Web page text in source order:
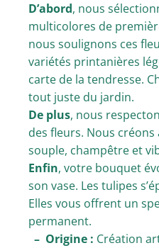
D’abord, nous
multicolores de
nous soulignons ces
variétés printanières
carte de la tendresse.
tout juste du jardin.
De plus, nous
des fleurs. Nous
souple, champêtre et
Enfin, votre bouquet
son vase. Les tulipes
Elles vous offrent un
permanent.
– Origine : Création